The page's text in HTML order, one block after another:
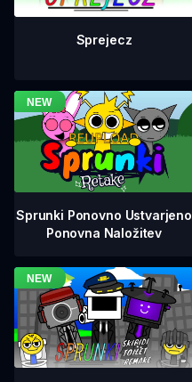
Sprejecz
Sprunki Ponovno Ustvarjeno
Ponovna Naložitev